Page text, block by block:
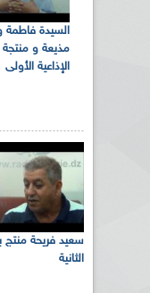
السيدة
مذيعة و منتجة
الإذاعية الأولى
سعيد فريحة منتج
الثانية